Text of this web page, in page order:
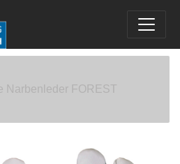
Narbenleder FOREST